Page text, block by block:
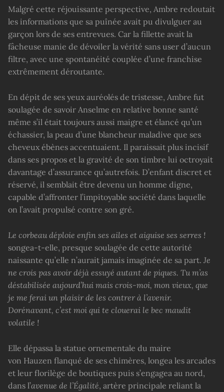
Malgré cette réjouissante perspective, Ambre redoutait
les informations que sa puînée avait pu divulguer au
garçon lors de ses entrevues. Car la fillette avait la
fâcheuse manie de dévoiler la vérité sans user d’aucun
filtre, avec une spontanéité couplée d’une franchise
extrêmement déroutante.
En dépit de ses yeux auréolés de tristesse, Ambre fut
soulagée de savoir Anselme en relative bonne santé
même s’il était toujours aussi maigre et élancé qu’un
échassier, la peau d’une blancheur maladive que ses
cheveux ébènes accentuaient. Il paraissait plus incisif
dans ses propos et la gravité de son timbre lui octroyait
davantage d’assurance qu’autrefois. D’enfant discret et
réservé, il semblait être devenu un homme digne,
capable d’affronter l’impitoyable société dans laquelle
on l’avait propulsé contre son gré.
Le corbeau déploie enfin ses ailes et aiguise ses serres !
songea-t-elle, presque soulagée de cette autorité
naissante qu’elle n’aurait jamais imaginée de sa part. Je
ne crois pas avoir déjà essuyé autant de piques. Tu m’as
déstabilisée aujourd’hui mais crois-moi, mon vieux, que
je me ferai un plaisir de les contrer à l’avenir.
Dorénavant, c’est moi qui te clouerai le bec maudit
volatile !
Elle dépassa la statue ornementale du maire
von Hauzen flanqué de ses chimères, longea les arcades
et leur florilège de boutiques puis s’engagea au nord,
dans l’avenue de l’Égalité, artère principale reliant la